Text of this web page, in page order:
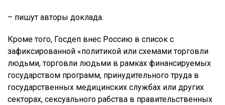
– пишут авторы доклада.
Кроме того, Госдеп внес Россию в список с
зафиксированной «политикой или схемами торговли
людьми, торговли людьми в рамках финансируемых
государством программ, принудительного труда в
государственных медицинских службах или других
секторах, сексуального рабства в правительственных